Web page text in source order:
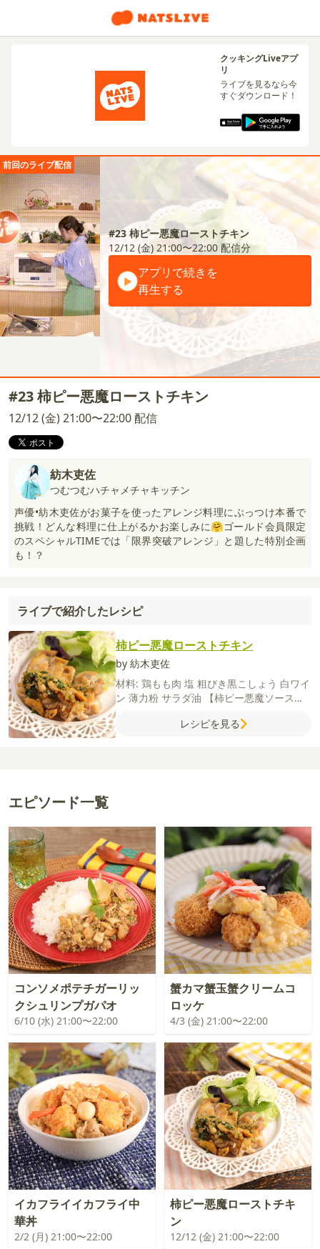
クッキングLiveアプ
リ
ライブを見るなら今
すぐダウンロード！
前回のライブ配信
#23 柿ピー悪魔ローストチキン
12/12 (金) 21:00〜22:00 配信分
アプリで続きを
再生する
#23 柿ピー悪魔ローストチキン
12/12 (金) 21:00〜22:00 配信
紡木吏佐
つむつむハチャメチャキッチン
声優•紡木吏佐がお菓子を使ったアレンジ料理にぶっつけ本番で
挑戦！どんな料理に仕上がるかお楽しみに🤗ゴールド会員限定
のスペシャルTIMEでは「限界突破アレンジ」と題した特別企画
も！？
ライブで紹介したレシピ
柿ピー悪魔ローストチキン
by 紡木吏佐
材料: 鶏もも肉 塩 粗びき黒こしょう 白ワイ
ン 薄力粉 サラダ油
【柿ピー悪魔ソース】
レシピを見る
エピソード一覧
コンソメポテチガーリッ
クシュリンプガパオ
6/10 (水) 21:00〜22:00
蟹カマ蟹玉蟹クリームコ
ロッケ
4/3 (金) 21:00〜22:00
イカフライイカフライ中
華丼
2/2 (月) 21:00〜22:00
柿ピー悪魔ローストチキ
ン
12/12 (金) 21:00〜22:00